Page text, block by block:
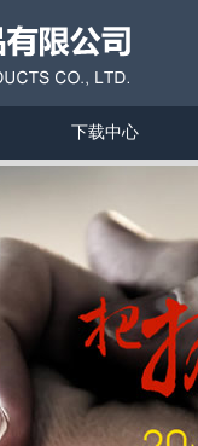
下载中心